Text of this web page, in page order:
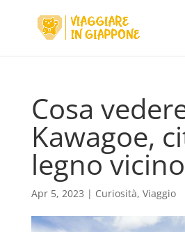
Cosa
Kawagoe,
legno
Apr 5, 2023 | Curiosità, Viaggio